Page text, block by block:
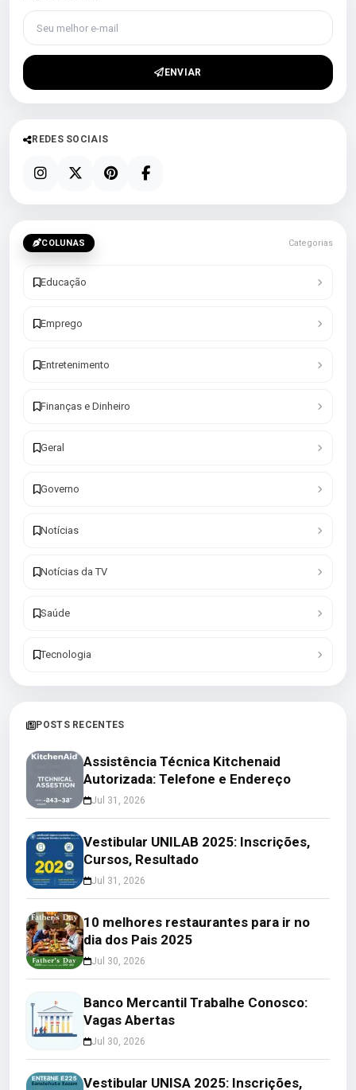
Seu melhor e-mail
ENVIAR
REDES SOCIAIS
COLUNAS Categorias
Educação
Emprego
Entretenimento
Finanças e Dinheiro
Geral
Governo
Notícias
Notícias da TV
Saúde
Tecnologia
POSTS RECENTES
Assistência Técnica Kitchenaid
Autorizada: Telefone e Endereço
Jul 31, 2026
Vestibular UNILAB 2025: Inscrições,
Cursos, Resultado
Jul 31, 2026
10 melhores restaurantes para ir no
dia dos Pais 2025
Jul 30, 2026
Banco Mercantil Trabalhe Conosco:
Vagas Abertas
Jul 30, 2026
Vestibular UNISA 2025: Inscrições,